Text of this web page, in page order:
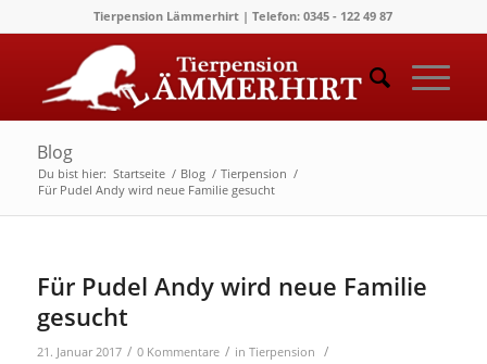
Tierpension Lämmerhirt | Telefon: 0345 - 122 49 87
Blog
Du bist hier: Startseite / Blog / Tierpension /
Für Pudel Andy wird neue Familie gesucht
Für Pudel Andy wird neue Familie
gesucht
21. Januar 2017 / 0 Kommentare / in Tierpension /